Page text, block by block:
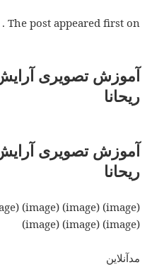
The post appeared first on .
آموزش تصویری
ریحانا
آموزش تصویری
ریحانا
(image) (image) (image)
مدآنلاین